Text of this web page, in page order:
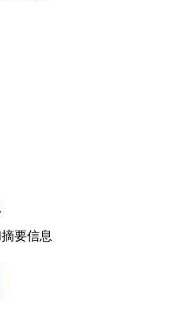
要信息